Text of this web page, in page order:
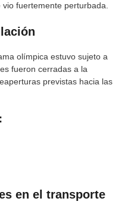
fuertemente perturbada.
olímpica estuvo sujeto a
fueron cerradas a la
previstas hacia las
en el transporte